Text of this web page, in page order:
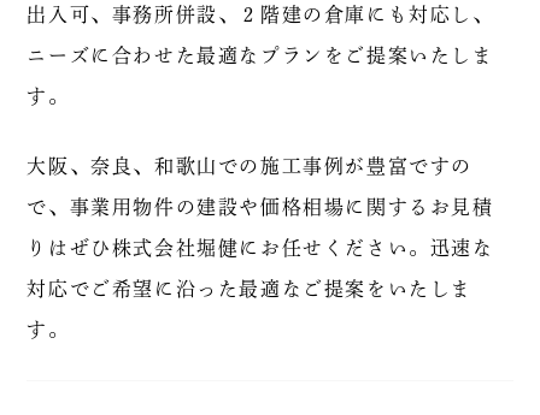
出入可、事務所併設、２階建の倉庫にも対応し、
ニーズに合わせた最適なプランをご提案いたしま
す。
大阪、奈良、和歌山での施工事例が豊富ですの
で、事業用物件の建設や価格相場に関するお見積
りはぜひ株式会社堀健にお任せください。迅速な
対応でご希望に沿った最適なご提案をいたしま
す。